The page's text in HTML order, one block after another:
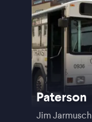
Paterson
Jim